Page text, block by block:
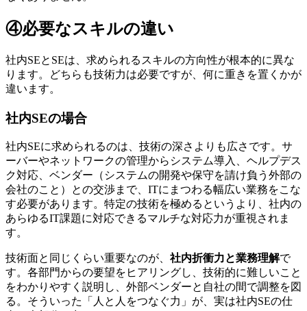
④必要なスキルの違い
社内SEとSEは、求められるスキルの方向性が根本的に異な
ります。どちらも技術力は必要ですが、何に重きを置くかが
違います。
社内SEの場合
社内SEに求められるのは、技術の深さよりも広さです。サ
ーバーやネットワークの管理からシステム導入、ヘルプデス
ク対応、ベンダー（システムの開発や保守を請け負う外部の
会社のこと）との交渉まで、ITにまつわる幅広い業務をこな
す必要があります。特定の技術を極めるというより、 社内の
あらゆるIT課題に対応できるマルチな対応力が重視されま
す。
技術面と同じくらい重要なのが、 社内折衝力と業務理解で
す。各部門からの要望をヒアリングし、技術的に難しいこと
をわかりやすく説明し、外部ベンダーと自社の間で調整を図
る。そういった「人と人をつなぐ力」が、実は社内SEの仕